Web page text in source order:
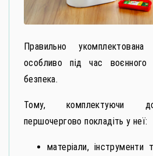
Правильно
особливо під час
безпека.
Тому, комплектуючи
першочергово покладіть у неї:
матеріали,